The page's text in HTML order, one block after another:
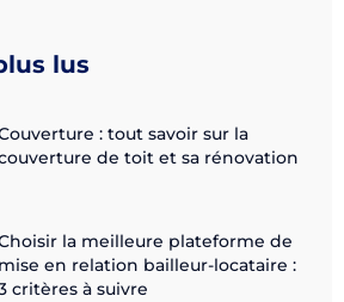
lus
: tout savoir sur la
de toit et sa rénovation
la meilleure plateforme de
mise en relation bailleur-locataire :
critères à suivre